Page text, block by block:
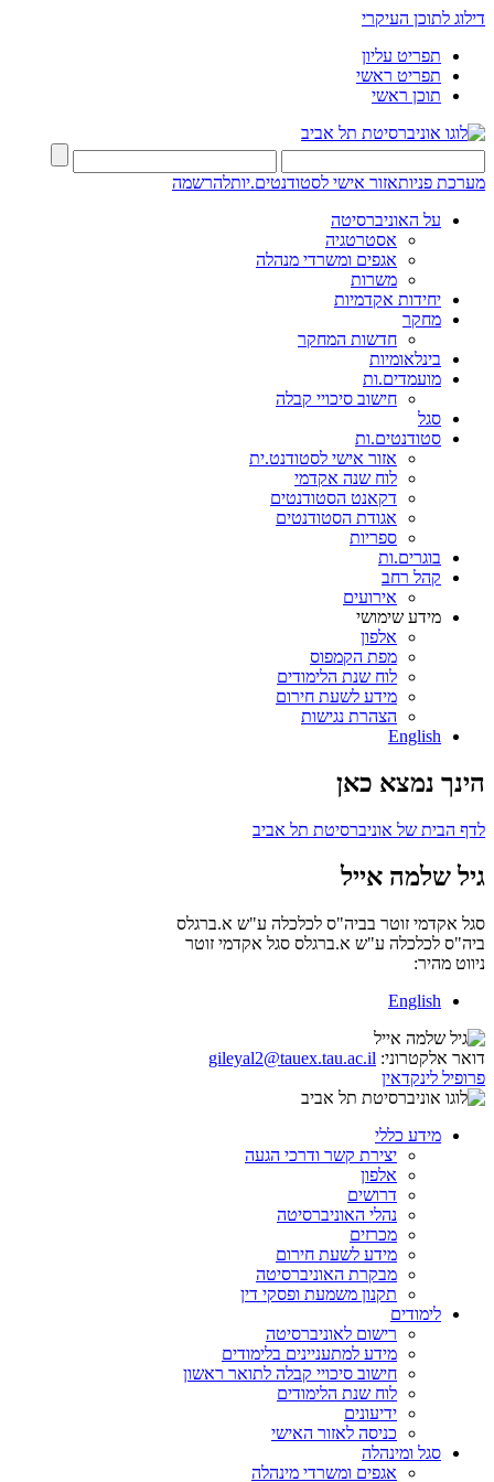
דילוג לתוכן העיקרי
תפריט עליון
תפריט ראשי
תוכן ראשי
מערכת פניותאזור אישי לסטודנטים.יותלהרשמה
על האוניברסיטה
אסטרטגיה
אגפים ומשרדי מנהלה
משרות
יחידות אקדמיות
מחקר
חדשות המחקר
בינלאומיות
מועמדים.ות
חישוב סיכויי קבלה
סגל
סטודנטים.ות
אזור אישי לסטודנט.ית
לוח שנה אקדמי
דקאנט הסטודנטים
אגודת הסטודנטים
ספריות
בוגרים.ות
קהל רחב
אירועים
מידע שימושי
אלפון
מפת הקמפוס
לוח שנת הלימודים
מידע לשעת חירום
הצהרת נגישות
English
הינך נמצא כאן
לדף הבית של אוניברסיטת תל אביב
גיל שלמה אייל
סגל אקדמי זוטר בביה"ס לכלכלה ע"ש א.ברגלס
ביה"ס לכלכלה ע"ש א.ברגלס סגל אקדמי זוטר
ניווט מהיר:
English
דואר אלקטרוני: gileyal2@tauex.tau.ac.il
פרופיל לינקדאין
מידע כללי
יצירת קשר ודרכי הגעה
אלפון
דרושים
נהלי האוניברסיטה
מכרזים
מידע לשעת חירום
מבקרת האוניברסיטה
תקנון משמעת ופסקי דין
לימודים
רישום לאוניברסיטה
מידע למתעניינים בלימודים
חישוב סיכויי קבלה לתואר ראשון
לוח שנת הלימודים
ידיעונים
כניסה לאזור האישי
סגל ומינהלה
אגפים ומשרדי מינהלה